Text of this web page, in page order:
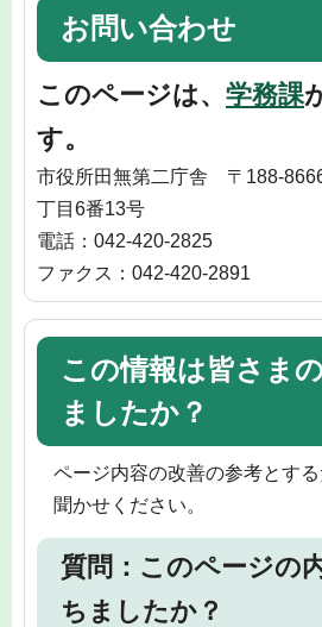
お問い合わせ
このページは、 学務課
す。
市役所田無第二庁舎 〒188-
丁目6番13号
電話：042-420-2825
ファクス：042-420-2891
この情報は皆さま
ましたか？
ページ内容の改善の参考とす
聞かせください。
質問：このページの
ちましたか？